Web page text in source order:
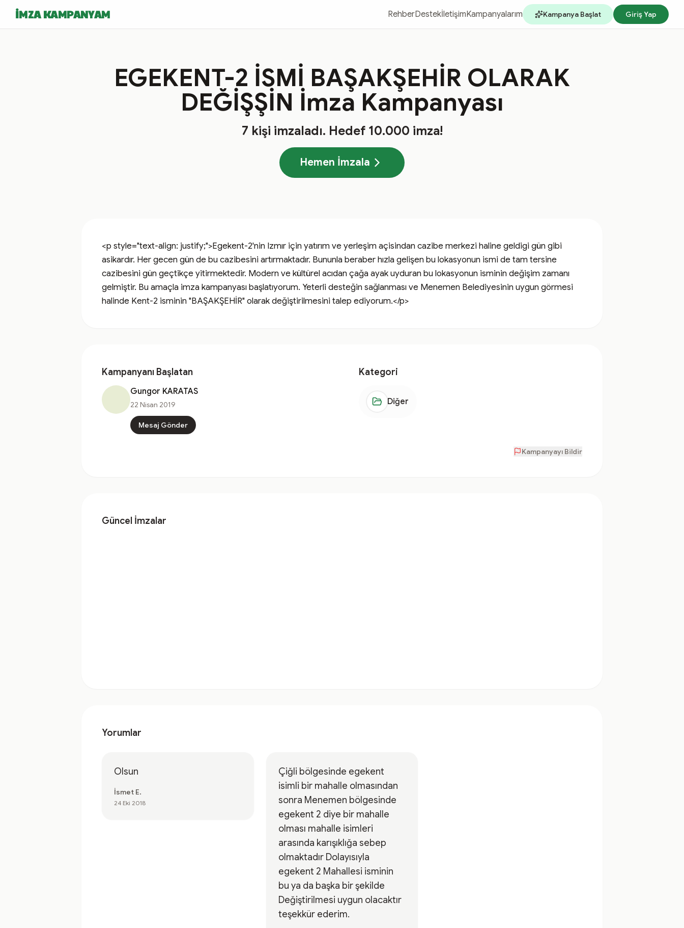
İMZA KAMPANYAM RehberDestekİletişimKampanyalarım Kampanya Başlat Giriş Yap
EGEKENT-2 İSMİ BAŞAKŞEHİR OLARAK
DEĞİŞŞİN İmza Kampanyası
7 kişi imzaladı. Hedef 10.000 imza!
Hemen İmzala
<p style="text-align: justify;">Egekent-2'nin Izmır için yatırım ve yerleşim açisindan cazibe merkezi haline geldigi gün gibi
asikardır. Her gecen gün de bu cazibesini artırmaktadır. Bununla beraber hızla gelişen bu lokasyonun ismi de tam tersine
cazibesini gün geçtikçe yitirmektedir. Modern ve kültürel acıdan çağa ayak uyduran bu lokasyonun isminin değişim zamanı
gelmiştir. Bu amaçla imza kampanyası başlatıyorum. Yeterli desteğin sağlanması ve Menemen Belediyesinin uygun görmesi
halinde Kent-2 isminin "BAŞAKŞEHİR" olarak değiştirilmesini talep ediyorum.</p>
Kampanyanı Başlatan
Gungor KARATAS
22 Nisan 2019
Mesaj Gönder
Kategori
Diğer
Kampanyayı Bildir
Güncel İmzalar
Yorumlar
Olsun
İsmet E.
24 Eki 2018
Çiğli bölgesinde egekent
isimli bir mahalle olmasından
sonra Menemen bölgesinde
egekent 2 diye bir mahalle
olması mahalle isimleri
arasında karışıklığa sebep
olmaktadır Dolayısıyla
egekent 2 Mahallesi isminin
bu ya da başka bir şekilde
Değiştirilmesi uygun olacaktır
teşekkür ederim.